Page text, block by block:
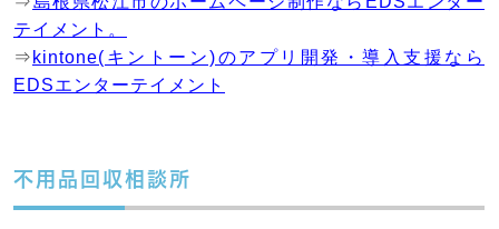
テイメント。
⇒ kintone(キントーン)のアプリ開発・導入支援なら
EDSエンターテイメント
不用品回収相談所